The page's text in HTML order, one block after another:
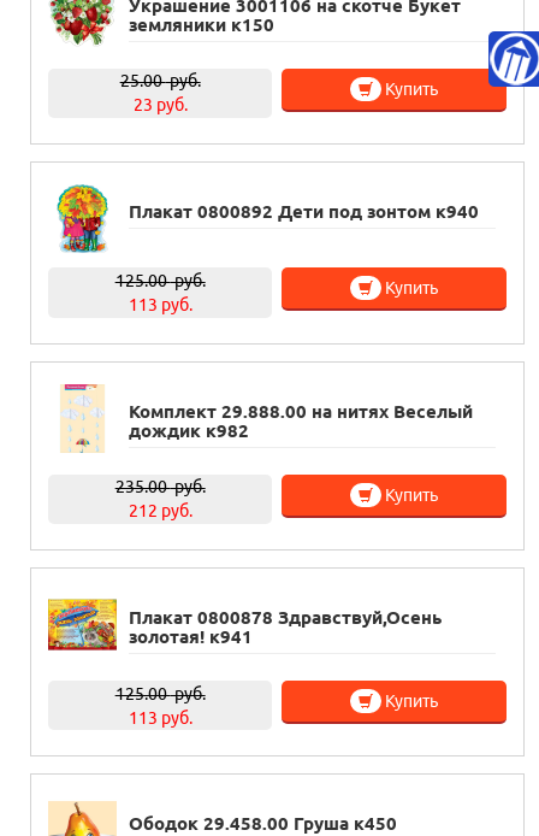
Украшение 3001106 на скотче Букет
земляники к150
25.00руб.
23 руб.
Купить
Плакат 0800892 Дети под зонтом к940
125.00руб.
113 руб.
Купить
Комплект 29.888.00 на нитях Веселый
дождик к982
235.00руб.
212 руб.
Купить
Плакат 0800878 Здравствуй,Осень
золотая! к941
125.00руб.
113 руб.
Купить
Ободок 29.458.00 Груша к450